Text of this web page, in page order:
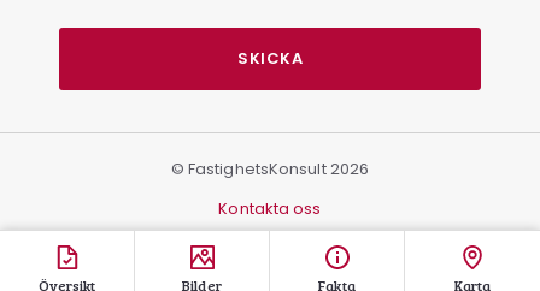
Översikt Bilder Fakta Karta
© FastighetsKonsult 2026
Kontakta oss